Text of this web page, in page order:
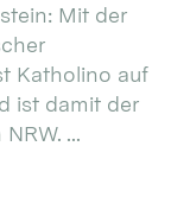
Mit der
Katholino auf
ist damit der
...